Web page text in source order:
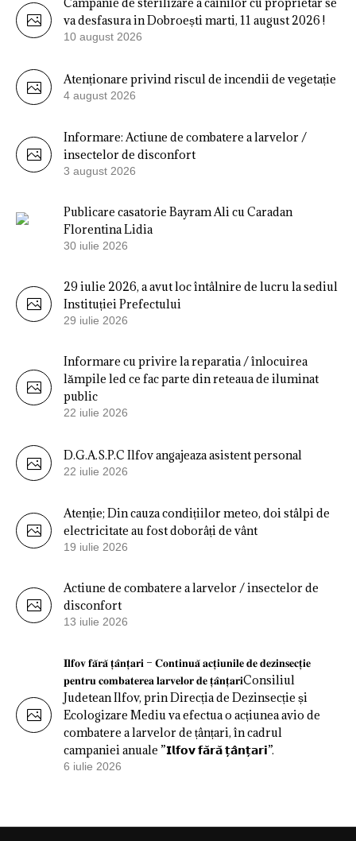
Campanie de sterilizare a câinilor cu proprietar se
va desfasura in Dobroești marti, 11 august 2026 !
10 august 2026
Atenționare privind riscul de incendii de vegetație
4 august 2026
Informare: Actiune de combatere a larvelor /
insectelor de disconfort
3 august 2026
Publicare casatorie Bayram Ali cu Caradan
Florentina Lidia
30 iulie 2026
29 iulie 2026, a avut loc întâlnire de lucru la sediul
Instituției Prefectului
29 iulie 2026
Informare cu privire la reparatia / înlocuirea
lămpile led ce fac parte din reteaua de iluminat
public
22 iulie 2026
D.G.A.S.P.C Ilfov angajeaza asistent personal
22 iulie 2026
Atenție; Din cauza condițiilor meteo, doi stâlpi de
electricitate au fost doborâți de vânt
19 iulie 2026
Actiune de combatere a larvelor / insectelor de
disconfort
13 iulie 2026
𝐈𝐥𝐟𝐨𝐯 𝐟𝐚̆𝐫𝐚̆ 𝐭̦𝐚̂𝐧𝐭̦𝐚𝐫𝐢 – 𝐂𝐨𝐧𝐭𝐢𝐧𝐮𝐚̆ 𝐚𝐜𝐭̦𝐢𝐮𝐧𝐢𝐥𝐞 𝐝𝐞 𝐝𝐞𝐳𝐢𝐧𝐬𝐞𝐜𝐭̦𝐢𝐞
𝐩𝐞𝐧𝐭𝐫𝐮 𝐜𝐨𝐦𝐛𝐚𝐭𝐞𝐫𝐞𝐚 𝐥𝐚𝐫𝐯𝐞𝐥𝐨𝐫 𝐝𝐞 𝐭̦𝐚̂𝐧𝐭̦𝐚𝐫𝐢Consiliul
Judetean Ilfov, prin Direcția de Dezinsecție și
Ecologizare Mediu va efectua o acțiunea avio de
combatere a larvelor de țânțari, în cadrul
campaniei anuale ”𝗜𝗹𝗳𝗼𝘃 𝗳𝗮̆𝗿𝗮̆ 𝘁̦𝗮̂𝗻𝘁̦𝗮𝗿𝗶”.
6 iulie 2026